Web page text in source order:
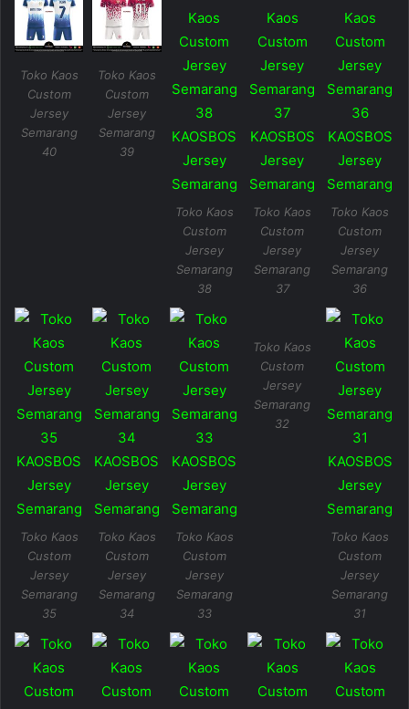
Toko Kaos
Custom
Jersey
Semarang
40
Toko Kaos
Custom
Jersey
Semarang
39
Toko Kaos
Custom
Jersey
Semarang
38
Toko Kaos
Custom
Jersey
Semarang
37
Toko Kaos
Custom
Jersey
Semarang
36
Toko Kaos
Custom
Jersey
Semarang
35
Toko Kaos
Custom
Jersey
Semarang
34
Toko Kaos
Custom
Jersey
Semarang
33
Toko Kaos
Custom
Jersey
Semarang
32
Toko Kaos
Custom
Jersey
Semarang
31